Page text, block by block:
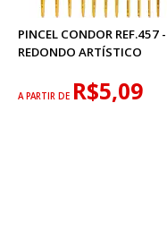
PINCEL CONDOR REF.457 -
REDONDO ARTÍSTICO
A PARTIR DE R$5,09